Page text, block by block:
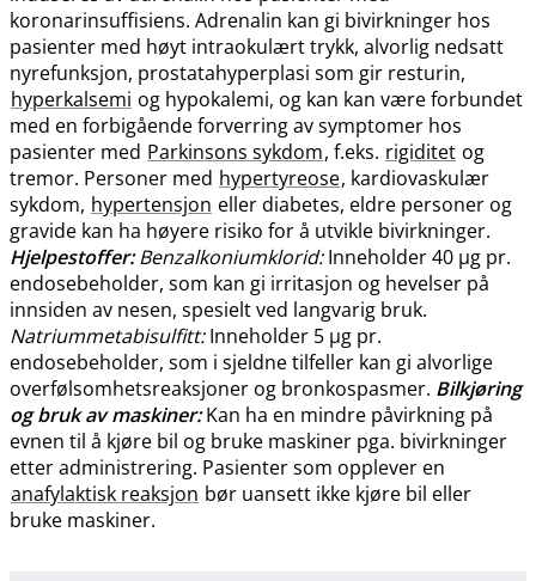
koronarinsuffisiens. Adrenalin kan gi bivirkninger hos
pasienter med høyt intraokulært trykk, alvorlig nedsatt
nyrefunksjon, prostatahyperplasi som gir resturin,
hyperkalsemi og hypokalemi, og kan kan være forbundet
med en forbigående forverring av symptomer hos
pasienter med Parkinsons sykdom, f.eks. rigiditet og
tremor. Personer med hypertyreose, kardiovaskulær
sykdom, hypertensjon eller diabetes, eldre personer og
gravide kan ha høyere risiko for å utvikle bivirkninger.
Hjelpestoffer:Benzalkoniumklorid:Inneholder 40 µg pr.
endosebeholder, som kan gi irritasjon og hevelser på
innsiden av nesen, spesielt ved langvarig bruk.
Natriummetabisulfitt:Inneholder 5 µg pr.
endosebeholder, som i sjeldne tilfeller kan gi alvorlige
overfølsomhetsreaksjoner og bronkospasmer. Bilkjøring
og bruk av maskiner:Kan ha en mindre påvirkning på
evnen til å kjøre bil og bruke maskiner pga. bivirkninger
etter administrering. Pasienter som opplever en
anafylaktisk reaksjon bør uansett ikke kjøre bil eller
bruke maskiner.